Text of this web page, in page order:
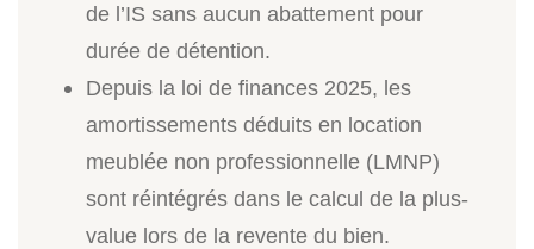
de l’IS sans aucun abattement pour
durée de détention.
Depuis la loi de finances 2025, les
amortissements déduits en location
meublée non professionnelle (LMNP)
sont réintégrés dans le calcul de la plus-
value lors de la revente du bien.